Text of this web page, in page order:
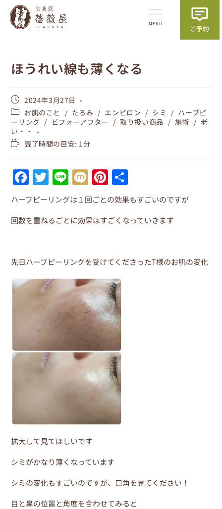
ほうれい線も薄くなる
2024年3月27日
お肌のこと
/ たるみ / エンビロン / シミ / ハーブピ
ーリング / ビフォーアフター / 取り扱い商品 / 施術 / 老
い・・
読了時間の目安: 1分
F
a
c
e
o
o
k
T
w
itt
er
Li
n
e
M
ix
i
Pi
nt
er
e
有
ハーブピーリングは１回ごとの効果もすごいのですが
回数を重ねるごとに効果はすごくなっていきます
先日ハーブピーリングを受けてくださったT様のお肌の変化
拡大して見てほしいです
シミがかなり薄くなっています
シミの変化もすごいのですが、口角を見てください！
目と鼻の位置と角度を合わせてみると